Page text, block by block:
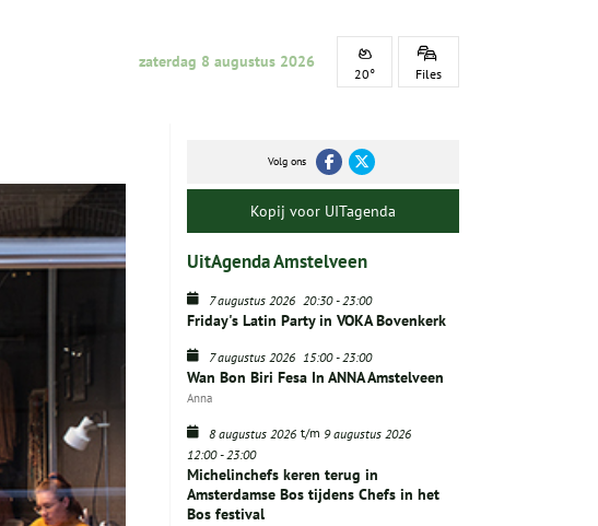
zaterdag 8 augustus 2026
20° Files
Volg ons
Kopij voor UITagenda
UitAgenda Amstelveen
7 augustus 2026 20:30-23:00
Friday's Latin Party in VOKA Bovenkerk
7 augustus 2026 15:00-23:00
Wan Bon Biri Fesa In ANNA Amstelveen
Anna
8 augustus 2026 t/m 9 augustus 2026
12:00-23:00
Michelinchefs keren terug in
Amsterdamse Bos tijdens Chefs in het
Bos festival